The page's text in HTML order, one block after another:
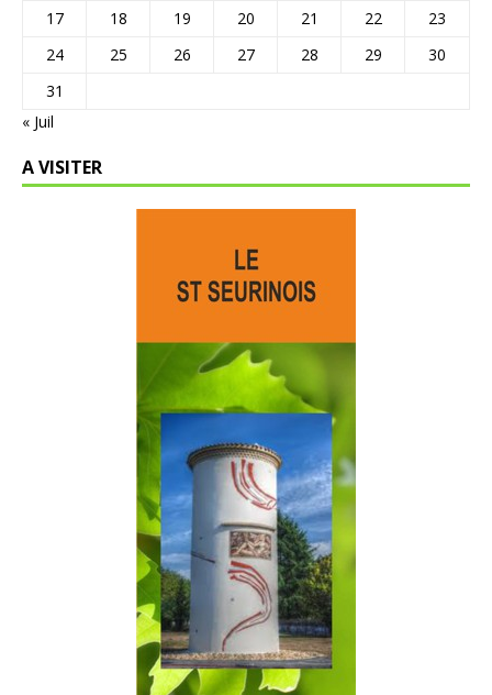
17 18 19 20 21 22
23
24
25 26 27 28 29
30
31
« Juil
A VISITER